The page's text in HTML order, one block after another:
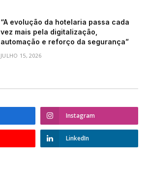
“A evolução da hotelaria passa cada
vez mais pela digitalização,
automação e reforço da segurança”
JULHO 15, 2026
Instagram
LinkedIn